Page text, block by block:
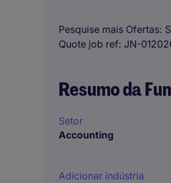
Pesquise mais Ofertas
Quote job ref JN-
Resumo da
Setor
Accounting
Adicionar indústria